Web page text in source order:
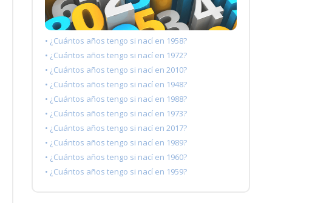
• ¿Cuántos años tengo si nací en 1958?
• ¿Cuántos años tengo si nací en 1972?
• ¿Cuántos años tengo si nací en 2010?
• ¿Cuántos años tengo si nací en 1948?
• ¿Cuántos años tengo si nací en 1988?
• ¿Cuántos años tengo si nací en 1973?
• ¿Cuántos años tengo si nací en 2017?
• ¿Cuántos años tengo si nací en 1989?
• ¿Cuántos años tengo si nací en 1960?
• ¿Cuántos años tengo si nací en 1959?